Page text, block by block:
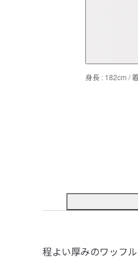
身長 : 182cm /
程よい厚みのワッフ